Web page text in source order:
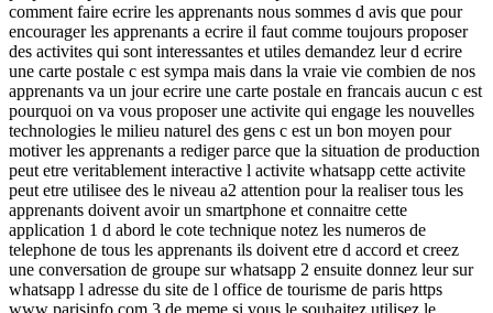
comment faire ecrire les apprenants nous sommes d avis que pour
encourager les apprenants a ecrire il faut comme toujours proposer
des activites qui sont interessantes et utiles demandez leur d ecrire
une carte postale c est sympa mais dans la vraie vie combien de nos
apprenants va un jour ecrire une carte postale en francais aucun c est
pourquoi on va vous proposer une activite qui engage les nouvelles
technologies le milieu naturel des gens c est un bon moyen pour
motiver les apprenants a rediger parce que la situation de production
peut etre veritablement interactive l activite whatsapp cette activite
peut etre utilisee des le niveau a2 attention pour la realiser tous les
apprenants doivent avoir un smartphone et connaitre cette
application 1 d abord le cote technique notez les numeros de
telephone de tous les apprenants ils doivent etre d accord et creez
une conversation de groupe sur whatsapp 2 ensuite donnez leur sur
whatsapp l adresse du site de l office de tourisme de paris https
www parisinfo com 3 de meme si vous le souhaitez utilisez le